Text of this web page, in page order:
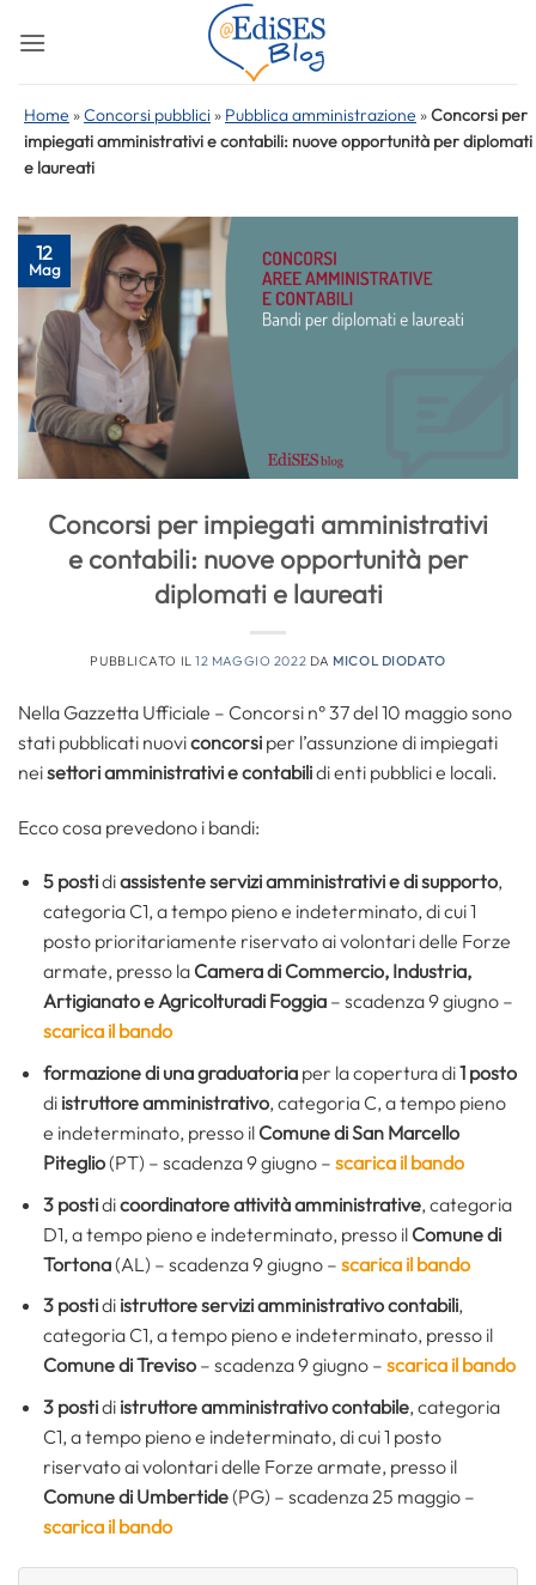
Home »Concorsi pubblici » Pubblica amministrazione »Concorsi per
impiegati amministrativi e contabili: nuove opportunità per diplomati
e laureati
12
Mag
Concorsi per impiegati amministrativi
e contabili: nuove opportunità per
diplomati e laureati
PUBBLICATO IL12 MAGGIO 2022 DA MICOL DIODATO
Nella Gazzetta Ufficiale – Concorsi n° 37 del 10 maggio sono
stati pubblicati nuoviconcorsi per l’assunzione di impiegati
neisettori amministrativi e contabilidi enti pubblici e locali.
Ecco cosa prevedono i bandi:
5 postidiassistente servizi amministrativi e di supporto,
categoria C1, a tempo pieno e indeterminato, di cui 1
posto prioritariamente riservato ai volontari delle Forze
armate, presso la Camera di Commercio, Industria,
Artigianato e Agricolturadi Foggia– scadenza 9 giugno –
scarica il bando
formazione di una graduatoriaper la copertura di1 posto
di istruttore amministrativo, categoria C, a tempo pieno
e indeterminato, presso il Comune di San Marcello
Piteglio(PT) – scadenza 9 giugno – scarica il bando
3 postidicoordinatore attività amministrative, categoria
D1, a tempo pieno e indeterminato, presso il Comune di
Tortona(AL) – scadenza 9 giugno – scarica il bando
3 postidi istruttore servizi amministrativo contabili,
categoria C1, a tempo pieno e indeterminato, presso il
Comune di Treviso– scadenza 9 giugno – scarica il bando
3 postidi istruttore amministrativo contabile, categoria
C1, a tempo pieno e indeterminato, di cui 1 posto
riservato ai volontari delle Forze armate, presso il
Comune di Umbertide(PG) – scadenza 25 maggio –
scarica il bando